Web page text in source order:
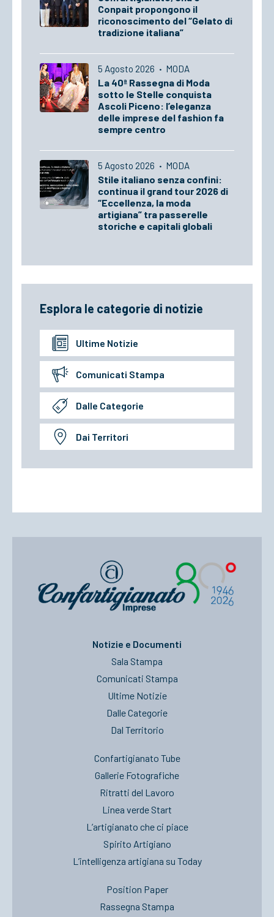
Conpait propongono il
riconoscimento del “Gelato di
tradizione italiana”
5 Agosto 2026 · MODA
La 40ª Rassegna di Moda
sotto le Stelle conquista
Ascoli Piceno: l’eleganza
delle imprese del fashion fa
sempre centro
5 Agosto 2026 · MODA
Stile italiano senza confini:
continua il grand tour 2026 di
“Eccellenza, la moda
artigiana” tra passerelle
storiche e capitali globali
Esplora le categorie di notizie
Ultime Notizie
Comunicati Stampa
Dalle Categorie
Dai Territori
Notizie e Documenti
Sala Stampa
Comunicati Stampa
Ultime Notizie
Dalle Categorie
Dal Territorio
Confartigianato Tube
Gallerie Fotografiche
Ritratti del Lavoro
Linea verde Start
L’artigianato che ci piace
Spirito Artigiano
L’intelligenza artigiana su Today
Position Paper
Rassegna Stampa